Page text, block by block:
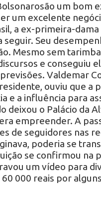
um bom
um excelente
a ex-primeira-dama
seguir. Seu
Mesmo sem
e conseguiu
Valdemar
ouviu que a
e a influência para
deixou o Palácio da
empreender. A
de seguidores nas
poderia se
se confirmou na
um vídeo para
60 000 reais por